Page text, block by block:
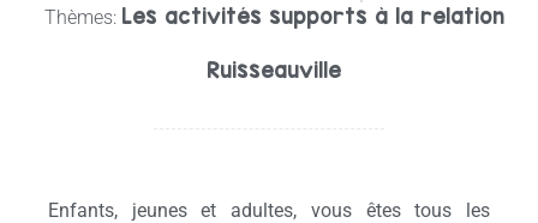
Thèmes: Les activités supports à la relation
Ruisseauville
Enfants, jeunes et adultes, vous êtes tous les